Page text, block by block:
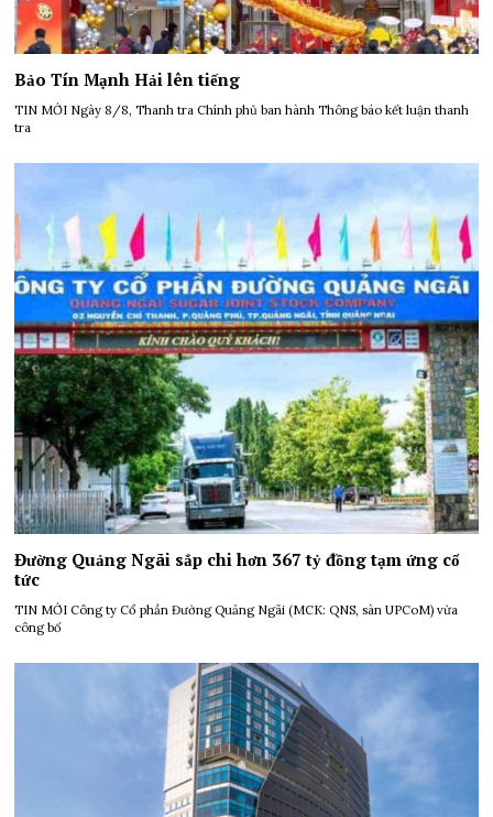
Bảo Tín Mạnh Hải lên tiếng
TIN MỚI Ngày 8/8, Thanh tra Chính phủ ban hành Thông báo kết luận thanh
tra
Đường Quảng Ngãi sắp chi hơn 367 tỷ đồng tạm ứng cổ
tức
TIN MỚI Công ty Cổ phần Đường Quảng Ngãi (MCK: QNS, sàn UPCoM) vừa
công bố